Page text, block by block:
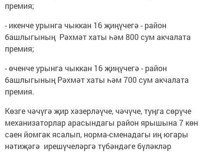
премия;
- икенче урынга чыккан 16 җиңүчегә - район
башлыгының Рәхмәт хаты һәм 800 сум акчалата
премия;
- өченче урынга чыккан 16 җиңүчегә - район
башлыгының Рәхмәт хаты һәм 700 сум акчалата
премия.
Көзге чәчүгә җир хәзерләүче, чәчүче, туңга сөрүче
механизаторлар арасындагы район ярышына 7 көн
саен йомгак ясалып, норма-сменадагы иң югары
нәтиҗәгә ирешүчеләргә түбәндәге бүләкләр